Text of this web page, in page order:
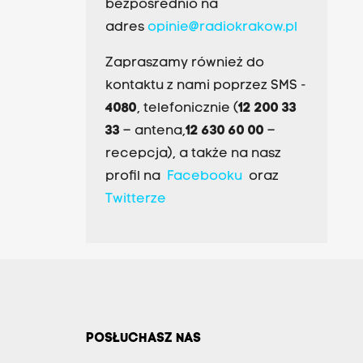
bezpośrednio na
adres opinie@radiokrakow.pl
Zapraszamy również do
kontaktu z nami poprzez SMS -
4080, telefonicznie (12 200 33
33– antena,12 630 60 00 –
recepcja), a także na nasz
profil na Facebookuoraz
Twitterze
POSŁUCHASZ NAS